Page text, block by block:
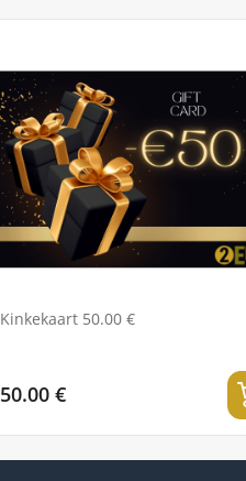
Kinkekaart 50.00 €
50.00 €